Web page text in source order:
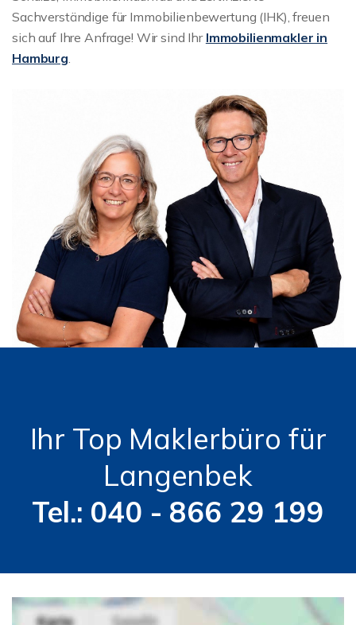
Sachverständige für Immobilienbewertung (IHK), freuen
sich auf Ihre Anfrage! Wir sind Ihr Immobilienmakler in
Hamburg.
Ihr Top Maklerbüro für
Langenbek
Tel.: 040 - 866 29 199